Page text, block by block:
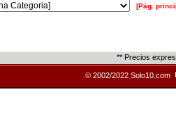
[Pág.
** Precios
© 2002/2022 Solo10.com